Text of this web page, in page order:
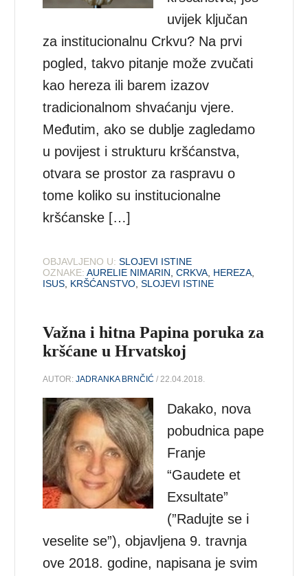
uvijek ključan
za institucionalnu Crkvu? Na prvi
pogled, takvo pitanje može zvučati
kao hereza ili barem izazov
tradicionalnom shvaćanju vjere.
Međutim, ako se dublje zagledamo
u povijest i strukturu kršćanstva,
otvara se prostor za raspravu o
tome koliko su institucionalne
kršćanske […]
OBJAVLJENO U: SLOJEVI ISTINE
OZNAKE: AURELIE NIMARIN ,CRKVA HEREZA
ISUS KRŠĆANSTVO ,SLOJEVI ISTINE
Važna i hitna Papina poruka za
kršćane u Hrvatskoj
AUTOR:JADRANKA BRNČIĆ / 22.04.2018.
Dakako, nova
pobudnica pape
Franje
“Gaudete et
Exsultate”
(”Radujte se i
veselite se”), objavljena 9. travnja
ove 2018. godine, napisana je svim